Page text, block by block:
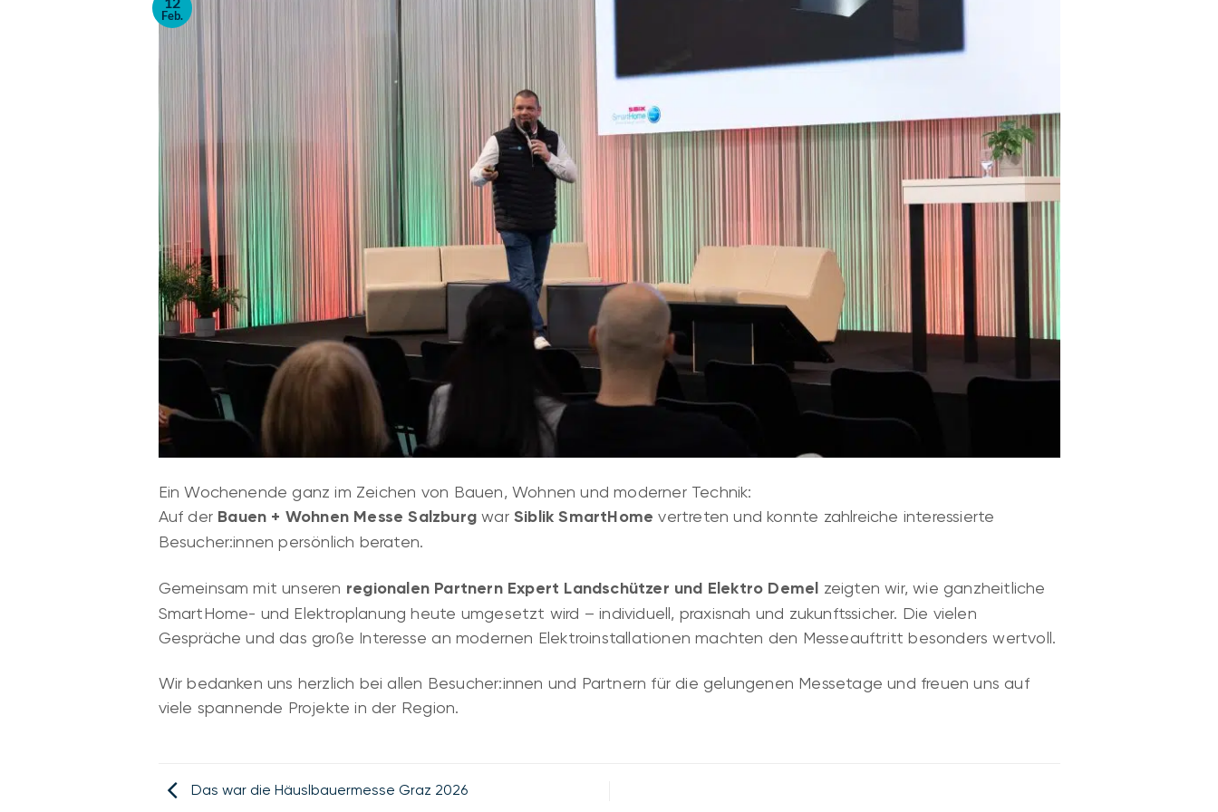
Feb.
Ein Wochenende ganz im Zeichen von Bauen, Wohnen und moderner Technik:
Auf der Bauen + Wohnen Messe Salzburgwar Siblik SmartHome vertreten und konnte zahlreiche interessierte
Besucher:innen persönlich beraten.
Gemeinsam mit unseren regionalen Partnern Expert Landschützer und Elektro Demel zeigten wir, wie ganzheitliche
SmartHome- und Elektroplanung heute umgesetzt wird – individuell, praxisnah und zukunftssicher. Die vielen
Gespräche und das große Interesse an modernen Elektroinstallationen machten den Messeauftritt besonders wertvoll.
Wir bedanken uns herzlich bei allen Besucher:innen und Partnern für die gelungenen Messetage und freuen uns auf
viele spannende Projekte in der Region.
Das war die Häuslbauermesse Graz 2026